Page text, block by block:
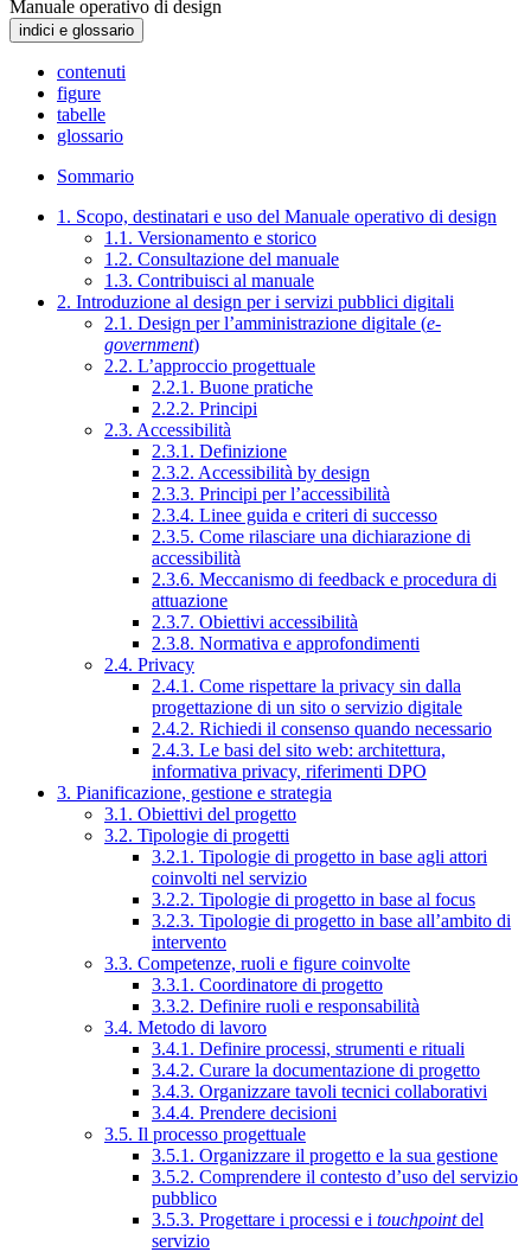
Manuale operativo di design
indici e glossario
contenuti
figure
tabelle
glossario
Sommario
1. Scopo, destinatari e uso del Manuale operativo di design
1.1. Versionamento e storico
1.2. Consultazione del manuale
1.3. Contribuisci al manuale
2. Introduzione al design per i servizi pubblici digitali
2.1. Design per l’amministrazione digitale (e-
government)
2.2. L’approccio progettuale
2.2.1. Buone pratiche
2.2.2. Principi
2.3. Accessibilità
2.3.1. Definizione
2.3.2. Accessibilità by design
2.3.3. Principi per l’accessibilità
2.3.4. Linee guida e criteri di successo
2.3.5. Come rilasciare una dichiarazione di
accessibilità
2.3.6. Meccanismo di feedback e procedura di
attuazione
2.3.7. Obiettivi accessibilità
2.3.8. Normativa e approfondimenti
2.4. Privacy
2.4.1. Come rispettare la privacy sin dalla
progettazione di un sito o servizio digitale
2.4.2. Richiedi il consenso quando necessario
2.4.3. Le basi del sito web: architettura,
informativa privacy, riferimenti DPO
3. Pianificazione, gestione e strategia
3.1. Obiettivi del progetto
3.2. Tipologie di progetti
3.2.1. Tipologie di progetto in base agli attori
coinvolti nel servizio
3.2.2. Tipologie di progetto in base al focus
3.2.3. Tipologie di progetto in base all’ambito di
intervento
3.3. Competenze, ruoli e figure coinvolte
3.3.1. Coordinatore di progetto
3.3.2. Definire ruoli e responsabilità
3.4. Metodo di lavoro
3.4.1. Definire processi, strumenti e rituali
3.4.2. Curare la documentazione di progetto
3.4.3. Organizzare tavoli tecnici collaborativi
3.4.4. Prendere decisioni
3.5. Il processo progettuale
3.5.1. Organizzare il progetto e la sua gestione
3.5.2. Comprendere il contesto d’uso del servizio
pubblico
3.5.3. Progettare i processi e i touchpointdel
servizio